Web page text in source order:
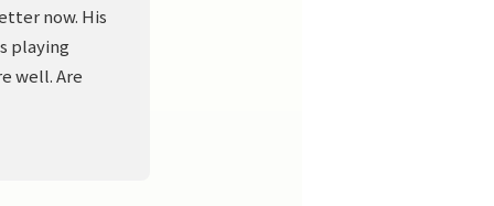
now. His
playing
well. Are